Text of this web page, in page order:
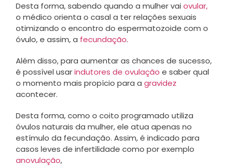
Desta forma, sabendo quando a mulher vai ovular,
o médico orienta o casal a ter relações sexuais
otimizando o encontro do espermatozoide com o
óvulo, e assim, a fecundação.
Além disso, para aumentar as chances de sucesso,
é possível usarindutores de ovulação e saber qual
o momento mais propício para a gravidez
acontecer.
Desta forma, como o coito programado utiliza
óvulos naturais da mulher, ele atua apenas no
estímulo da fecundação. Assim, é indicado para
casos leves de infertilidade como por exemplo
anovulação,